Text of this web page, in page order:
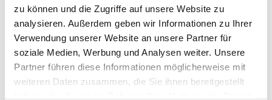
zu können und die Zugriffe auf unsere Website zu
analysieren. Außerdem geben wir Informationen zu Ihrer
Verwendung unserer Website an unsere Partner für
soziale Medien, Werbung und Analysen weiter. Unsere
Partner führen diese Informationen möglicherweise mit
weiteren Daten zusammen, die Sie ihnen bereitgestellt